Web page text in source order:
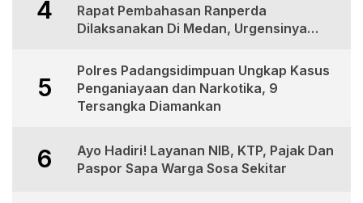
4
Rapat Pembahasan Ranperda
Dilaksanakan Di Medan, Urgensinya
5
Polres Padangsidimpuan Ungkap Kasus
Penganiayaan dan Narkotika, 9
Tersangka Diamankan
6
Ayo Hadiri! Layanan NIB, KTP, Pajak Dan
Paspor Sapa Warga Sosa Sekitar